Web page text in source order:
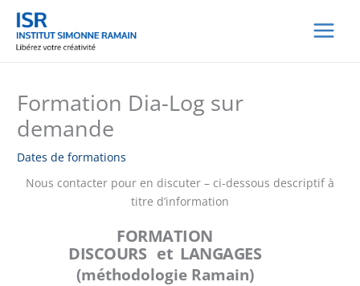
Aller
contenu
Formation Dia-Log sur
demande
Dates de formations
Nous contacter pour en discuter – ci-dessous descriptif à
titre d’information
FORMATION
DISCOURS et LANGAGES
(méthodologie Ramain)